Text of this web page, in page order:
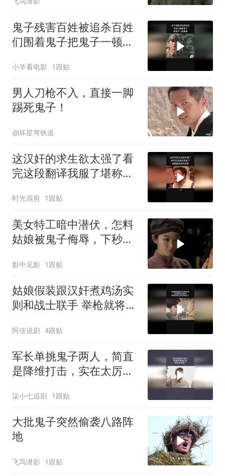
鬼子残害百姓被追杀百姓
们围着鬼子把鬼子一顿暴
小羊看电影 1跟贴
男人刀枪不入，直接一脚
踢死鬼子！
崩坏星穹铁道
这汉奸的求生欲太强了看
完这段翻译我服了堪称翻
时光混剪 1跟贴
美女特工暗中潜伏，怎料
姑娘被鬼子侮辱，下秒队
影中见影 1跟贴
姑娘假装跟汉奸煮鸡汤实
则和战士联手 举枪就将汉
阿佳说剧 4跟贴
军长单挑鬼子两人，简直
是降维打击，实在太厉害
柒小七追剧 1跟贴
大批鬼子突然偷袭八路阵
地
飞鸟潜影 1跟贴